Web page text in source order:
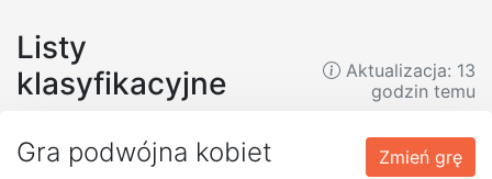
Listy
klasyfikacyjne
Aktualizacja: 13
godzin temu
Gra podwójna kobiet Zmień grę